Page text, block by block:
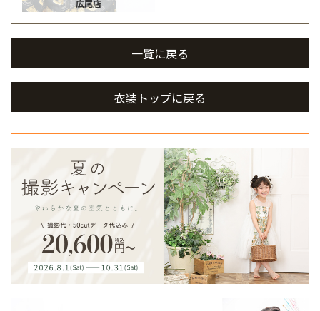
広尾店
一覧に戻る
衣装トップに戻る